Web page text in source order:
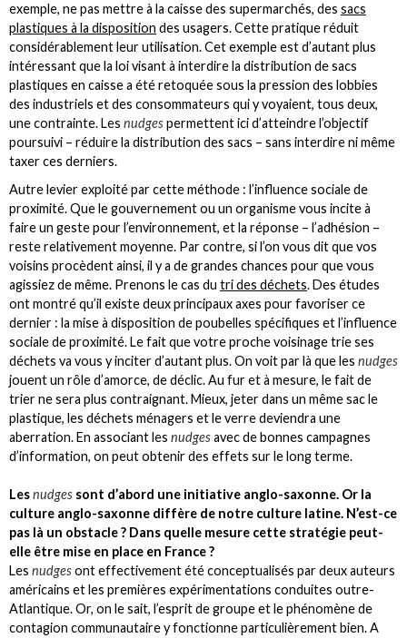
exemple, ne pas mettre à la caisse des supermarchés, des sacs
plastiques à la disposition des usagers. Cette pratique réduit
considérablement leur utilisation. Cet exemple est d’autant plus
intéressant que la loi visant à interdire la distribution de sacs
plastiques en caisse a été retoquée sous la pression des lobbies
des industriels et des consommateurs qui y voyaient, tous deux,
une contrainte. Les nudgespermettent ici d’atteindre l’objectif
poursuivi – réduire la distribution des sacs – sans interdire ni même
taxer ces derniers.
Autre levier exploité par cette méthode : l’influence sociale de
proximité. Que le gouvernement ou un organisme vous incite à
faire un geste pour l’environnement, et la réponse – l’adhésion –
reste relativement moyenne. Par contre, si l’on vous dit que vos
voisins procèdent ainsi, il y a de grandes chances pour que vous
agissiez de même. Prenons le cas du tri des déchets. Des études
ont montré qu’il existe deux principaux axes pour favoriser ce
dernier : la mise à disposition de poubelles spécifiques et l’influence
sociale de proximité. Le fait que votre proche voisinage trie ses
déchets va vous y inciter d’autant plus. On voit par là que les nudges
jouent un rôle d’amorce, de déclic. Au fur et à mesure, le fait de
trier ne sera plus contraignant. Mieux, jeter dans un même sac le
plastique, les déchets ménagers et le verre deviendra une
aberration. En associant les nudgesavec de bonnes campagnes
d’information, on peut obtenir des effets sur le long terme.
Lesnudges sont d’abord une initiative anglo-saxonne. Or la
culture anglo-saxonne diffère de notre culture latine. N’est-ce
pas là un obstacle ? Dans quelle mesure cette stratégie peut-
elle être mise en place en France ?
Les nudgesont effectivement été conceptualisés par deux auteurs
américains et les premières expérimentations conduites outre-
Atlantique. Or, on le sait, l’esprit de groupe et le phénomène de
contagion communautaire y fonctionne particulièrement bien. A